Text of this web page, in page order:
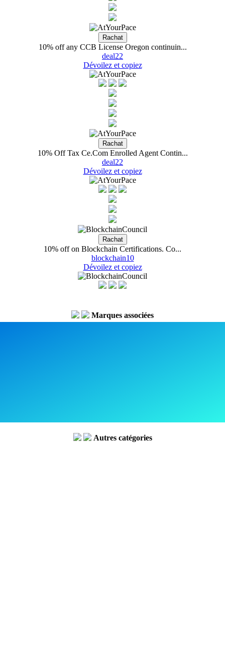
10% off any CCB License Oregon continuin...
deal22
Dévoilez et copiez
10% Off Tax Ce.Com Enrolled Agent Contin...
deal22
Dévoilez et copiez
10% off on Blockchain Certifications. Co...
blockchain10
Dévoilez et copiez
Marques associées
Autres catégories